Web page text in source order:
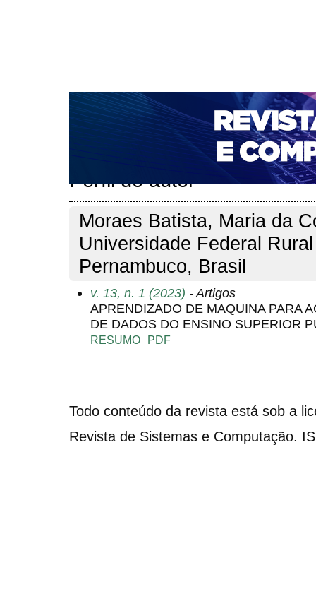
CAPA SOBRE ACESSO CADASTRO
NOTÍCIAS
PORTAL DE REVISTAS DA UNIFACS
PARA AVALIADORES
NOVA SUBMISSÃO
Perfil do autor
Moraes Batista, Maria da
Universidade Federal
Pernambuco, Brasil
v. 13, n. 1 (2023) - Artigos
APRENDIZADO DE MAQUINA PARA
DE DADOS DO ENSINO SUPERIOR
RESUMO PDF
Todo conteúdo da revista está sob a
Revista de Sistemas e Computação.